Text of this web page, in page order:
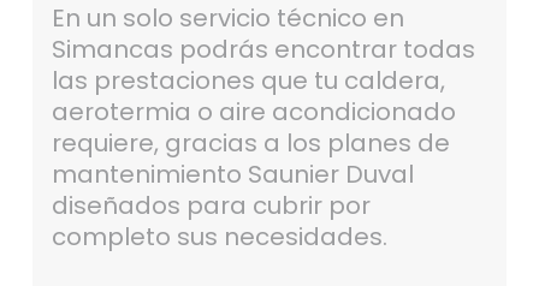
En un solo servicio técnico en
Simancas podrás encontrar todas
las prestaciones que tu caldera,
aerotermia o aire acondicionado
requiere, gracias a los planes de
mantenimiento Saunier Duval
diseñados para cubrir por
completo sus necesidades.